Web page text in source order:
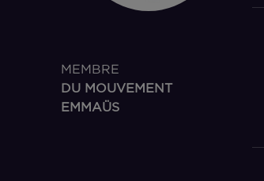
MEMBRE
DU MOUVEMENT
EMMAÜS